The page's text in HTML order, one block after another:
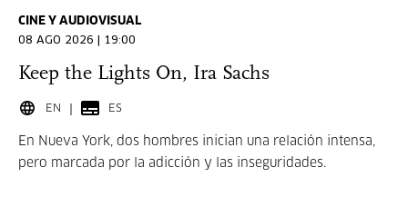
CINE Y AUDIOVISUAL
08 AGO 2026 | 19:00
Keep the Lights On, Ira Sachs
EN ES
En Nueva York, dos hombres inician una relación intensa,
pero marcada por la adicción y las inseguridades.